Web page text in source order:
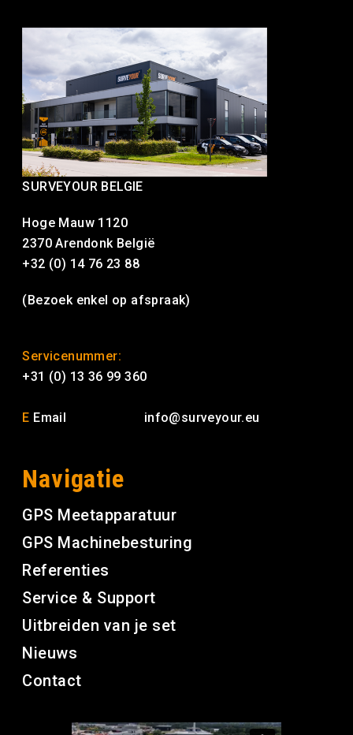
SURVEYOUR BELGIE
Hoge Mauw 1120
2370 Arendonk België
+32 (0) 14 76 23 88
(Bezoek enkel op afspraak)
Servicenummer:
+31 (0) 13 36 99 360
E Email info@surveyour.eu
Navigatie
GPS Meetapparatuur
GPS Machinebesturing
Referenties
Service & Support
Uitbreiden van je set
Nieuws
Contact